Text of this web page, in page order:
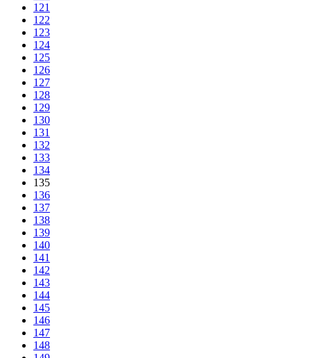
121
122
123
124
125
126
127
128
129
130
131
132
133
134
135
136
137
138
139
140
141
142
143
144
145
146
147
148